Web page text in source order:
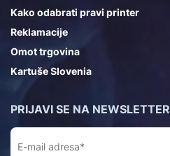
Kako odabrati pravi printer
Reklamacije
Omot trgovina
Kartuše Slovenia
PRIJAVI SE NA NEWSLETTER